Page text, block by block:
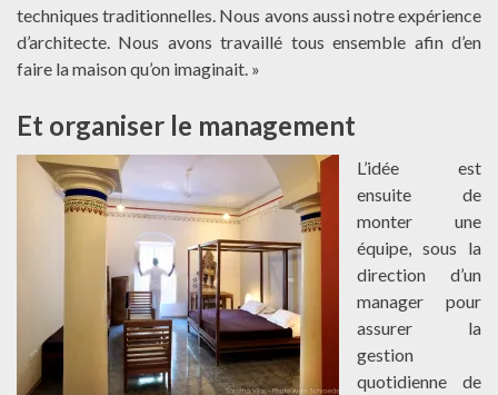
techniques traditionnelles. Nous avons aussi notre expérience
d’architecte. Nous avons travaillé tous ensemble afin d’en
faire la maison qu’on imaginait. »
Et organiser le management
L’idée est
ensuite de
monter une
équipe, sous la
direction d’un
manager pour
assurer la
gestion
quotidienne de